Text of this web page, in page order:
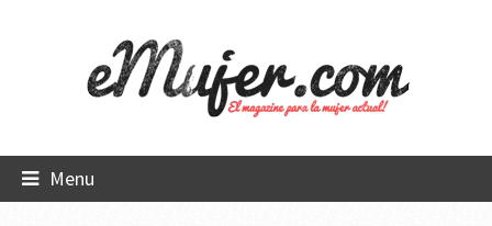
Menu